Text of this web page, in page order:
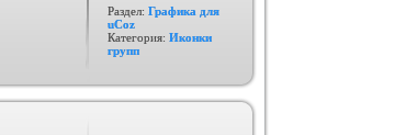
Раздел: Графика для
uCoz
Категория: Иконки
групп